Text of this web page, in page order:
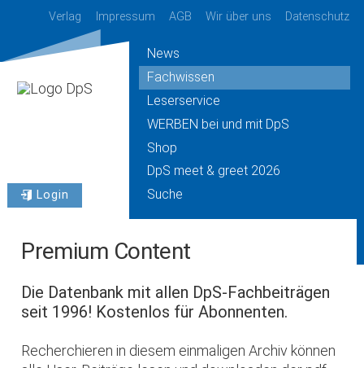
Verlag Impressum AGB Wir über uns Datenschutz
Login
News
Fachwissen
Leserservice
WERBEN bei und mit DpS
Shop
DpS meet & greet 2026
Suche
Premium Content
Die Datenbank mit allen DpS-Fachbeiträgen
seit 1996! Kostenlos für Abonnenten.
Recherchieren in diesem einmaligen Archiv können